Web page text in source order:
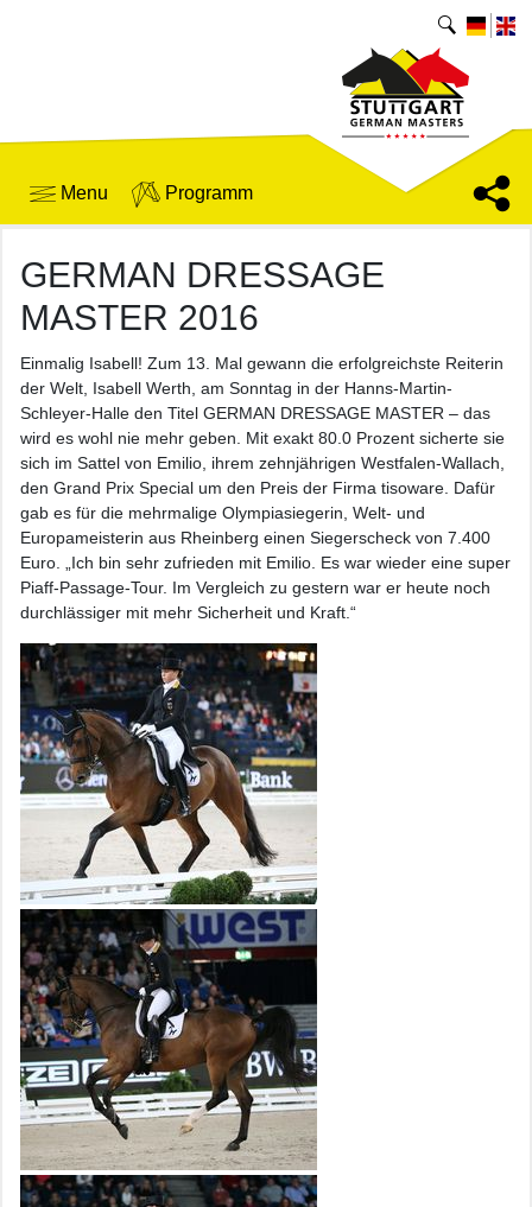
Menu Programm
GERMAN DRESSAGE
MASTER 2016
Einmalig Isabell! Zum 13. Mal gewann die erfolgreichste Reiterin
der Welt, Isabell Werth, am Sonntag in der Hanns-Martin-
Schleyer-Halle den Titel GERMAN DRESSAGE MASTER – das
wird es wohl nie mehr geben. Mit exakt 80.0 Prozent sicherte sie
sich im Sattel von Emilio, ihrem zehnjährigen Westfalen-Wallach,
den Grand Prix Special um den Preis der Firma tisoware. Dafür
gab es für die mehrmalige Olympiasiegerin, Welt- und
Europameisterin aus Rheinberg einen Siegerscheck von 7.400
Euro. „Ich bin sehr zufrieden mit Emilio. Es war wieder eine super
Piaff-Passage-Tour. Im Vergleich zu gestern war er heute noch
durchlässiger mit mehr Sicherheit und Kraft.“